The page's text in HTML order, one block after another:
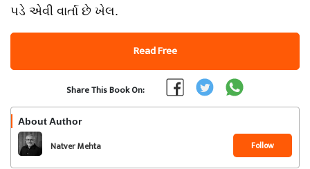
પડે એવી વાર્તા છે ખેલ.
Read Free
Share This Book On:
About Author
Natver Mehta Follow